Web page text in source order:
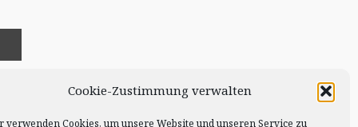
Cookie-Zustimmung verwalten
verwenden Cookies, um unsere Website und unseren Service zu